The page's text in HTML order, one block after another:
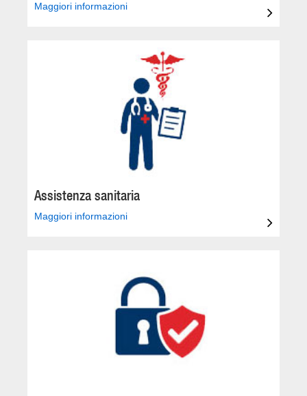
Maggiori informazioni
Assistenza sanitaria
Maggiori informazioni